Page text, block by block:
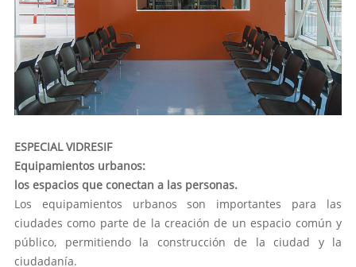
ESPECIAL VIDRESIF
Equipamientos urbanos:
los espacios que conectan a las personas.
Los equipamientos urbanos son importantes para las
ciudades como parte de la creación de un espacio común y
público, permitiendo la construcción de la ciudad y la
ciudadanía.